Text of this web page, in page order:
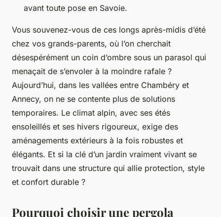
avant toute pose en Savoie.
Vous souvenez-vous de ces longs après-midis d’été
chez vos grands-parents, où l’on cherchait
désespérément un coin d’ombre sous un parasol qui
menaçait de s’envoler à la moindre rafale ?
Aujourd’hui, dans les vallées entre Chambéry et
Annecy, on ne se contente plus de solutions
temporaires. Le climat alpin, avec ses étés
ensoleillés et ses hivers rigoureux, exige des
aménagements extérieurs à la fois robustes et
élégants. Et si la clé d’un jardin vraiment vivant se
trouvait dans une structure qui allie protection, style
et confort durable ?
Pourquoi choisir une pergola